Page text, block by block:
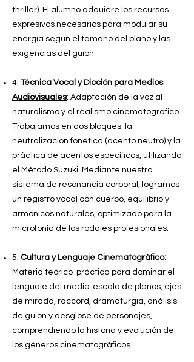
thriller). El alumno adquiere los recursos
expresivos necesarios para modular su
energía según el tamaño del plano y las
exigencias del guion.
4. Técnica Vocal y Dicción para Medios
Audiovisuales: Adaptación de la voz al
naturalismo y el realismo cinematográfico.
Trabajamos en dos bloques: la
neutralización fonética (acento neutro) y la
práctica de acentos específicos, utilizando
el Método Suzuki. Mediante nuestro
sistema de resonancia corporal, logramos
un registro vocal con cuerpo, equilibrio y
armónicos naturales, optimizado para la
microfonía de los rodajes profesionales.
5. Cultura y Lenguaje Cinematográfico:
Materia teórico-práctica para dominar el
lenguaje del medio: escala de planos, ejes
de mirada, raccord, dramaturgia, análisis
de guion y desglose de personajes,
comprendiendo la historia y evolución de
los géneros cinematográficos.